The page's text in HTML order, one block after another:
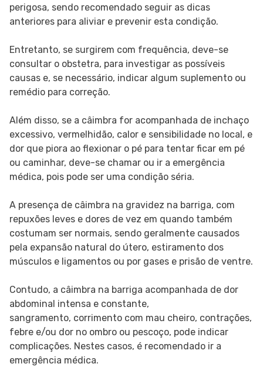
perigosa, sendo recomendado seguir as dicas
anteriores para aliviar e prevenir esta condição.
Entretanto, se surgirem com frequência, deve-se
consultar o obstetra, para investigar as possíveis
causas e, se necessário, indicar algum suplemento ou
remédio para correção.
Além disso, se a câimbra for acompanhada de inchaço
excessivo, vermelhidão, calor e sensibilidade no local, e
dor que piora ao flexionar o pé para tentar ficar em pé
ou caminhar, deve-se chamar ou ir a emergência
médica, pois pode ser uma condição séria.
A presença de câimbra na gravidez na barriga, com
repuxões leves e dores de vez em quando também
costumam ser normais, sendo geralmente causados
pela expansão natural do útero, estiramento dos
músculos e ligamentos ou por gases e prisão de ventre.
Contudo, a câimbra na barriga acompanhada de dor
abdominal intensa e constante,
sangramento, corrimento com mau cheiro, contrações,
febre e/ou dor no ombro ou pescoço, pode indicar
complicações. Nestes casos, é recomendado ir a
emergência médica.